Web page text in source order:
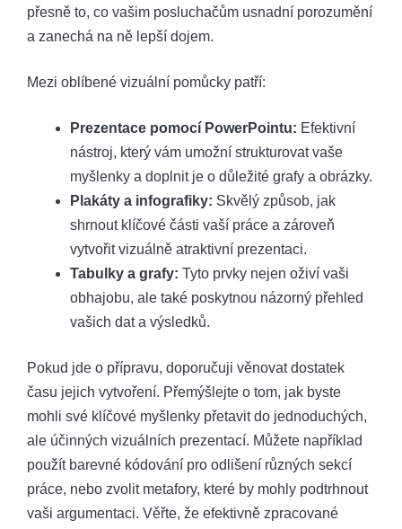
přesně to, co vašim posluchačům usnadní porozumění
a zanechá na ně lepší dojem.
Mezi oblíbené vizuální pomůcky patří:
Prezentace pomocí PowerPointu: Efektivní
nástroj, který vám umožní strukturovat vaše
myšlenky a doplnit je o důležité grafy a obrázky.
Plakáty a infografiky: Skvělý způsob, jak
shrnout klíčové části vaší práce a zároveň
vytvořit vizuálně atraktivní prezentaci.
Tabulky a grafy: Tyto prvky nejen oživí vaši
obhajobu, ale také poskytnou názorný přehled
vašich dat a výsledků.
Pokud jde o přípravu, doporučuji věnovat dostatek
času jejich vytvoření. Přemýšlejte o tom, jak byste
mohli své klíčové myšlenky přetavit do jednoduchých,
ale účinných vizuálních prezentací. Můžete například
použít barevné kódování pro odlišení různých sekcí
práce, nebo zvolit metafory, které by mohly podtrhnout
vaši argumentaci. Věřte, že efektivně zpracované